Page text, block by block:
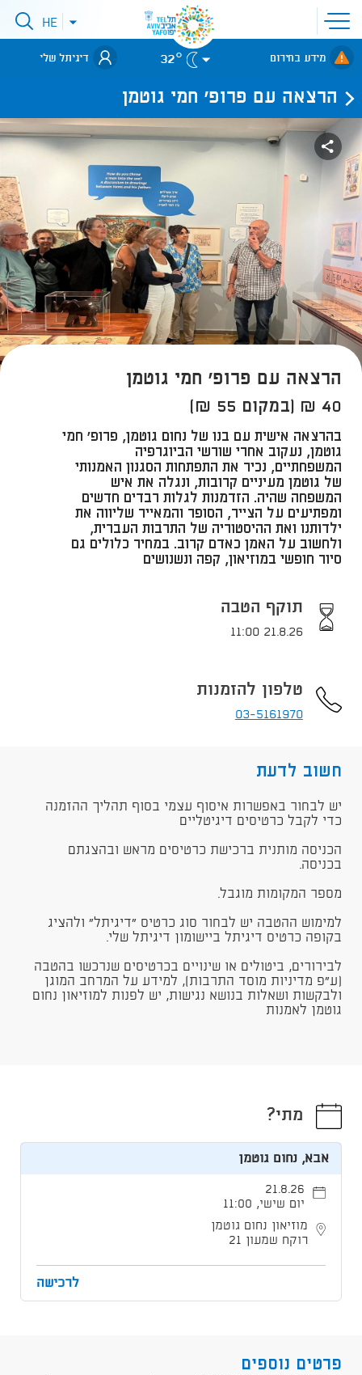
פתיחת
תפריט
אתר
לאתר עיריית
תל-אביב
פתיחתHE
מידע בחירום 32° דיגיתל שלי
הרצאה עם פרופ' חמי גוטמן
הרצאה עם פרופ' חמי גוטמן
40 ₪ (במקום 55 ₪)
בהרצאה אישית עם בנו של נחום גוטמן, פרופ' חמי
גוטמן, נעקוב אחרי שורשי הביוגרפיה
המשפחתיים, נכיר את התפתחות הסגנון האמנותי
של גוטמן מעיניים קרובות, ונגלה את איש
המשפחה שהיה. הזדמנות לגלות רבדים חדשים
ומפתיעים על הצייר, הסופר והמאייר שליווה את
ילדותנו ואת ההיסטוריה של התרבות העברית,
ולחשוב על האמן כאדם קרוב. במחיר כלולים גם
סיור חופשי במוזיאון, קפה ונשנושים
תוקף הטבה
21.8.26 11:00
טלפון להזמנות
03-5161970
חשוב לדעת
יש לבחור באפשרות איסוף עצמי בסוף תהליך ההזמנה
כדי לקבל כרטיסים דיגיטליים​​
הכניסה מותנית ברכישת כרטיסים מראש ובהצגתם
בכניסה.
מספר המקומות מוגבל.​
​למימוש ההטבה יש לבחור סוג כרטיס "דיגיתל" ולהציג
בקופה כרטיס דיגיתל ביישומון דיגיתל שלי.​
לבירורים, ביטולים או שינויים בכרטיסים שנרכשו בהטבה
(ע"פ מדיניות מוסד התרבות), למידע על המרחב המוגן
ולבקשות ושאלות בנושא נגישות, יש לפנות למוזיאון נחום
גוטמן לאמנות
מתי?
אבא, נחום גוטמן
21.8.26
יום שישי, 11:00
מוזיאון נחום גוטמן
רוקח שמעון 21
לרכישה
פרטים נוספים